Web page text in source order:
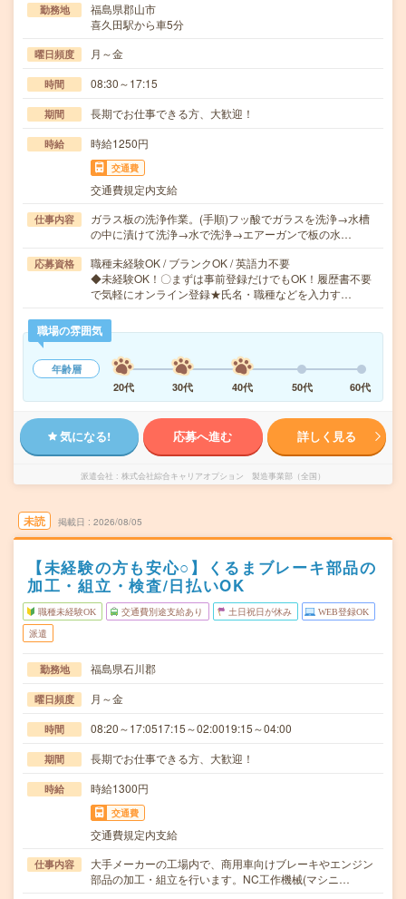
勤務地
福島県郡山市
喜久田駅から車5分
曜日頻度 月～金
時間 08:30～17:15
期間 長期でお仕事できる方、大歓迎！
時給 時給1250円
交通費
交通費規定内支給
仕事内容
ガラス板の洗浄作業。(手順)フッ酸でガラスを洗浄→水槽
の中に漬けて洗浄→水で洗浄→エアーガンで板の水…
応募資格
職種未経験OK / ブランクOK / 英語力不要
◆未経験OK！〇まずは事前登録だけでもOK！履歴書不要
で気軽にオンライン登録★氏名・職種などを入力す…
職場の雰囲気
年齢層
20代
30代 40代 50代 60代
気になる! 応募へ進む 詳しく見る
派遣会社 株式会社綜合キャリアオプション 製造事業部（全国）
未読 掲載日 2026/08/05
【未経験の方も安心○】くるまブレーキ部品の
加工・組立・検査/日払いOK
職種未経験OK 交通費別途支給あり 土日祝日が休み WEB登録OK
派遣
勤務地 福島県石川郡
曜日頻度 月～金
時間 08:20～17:0517:15～02:0019:15～04:00
期間 長期でお仕事できる方、大歓迎！
時給 時給1300円
交通費
交通費規定内支給
仕事内容
大手メーカーの工場内で、商用車向けブレーキやエンジン
部品の加工・組立を行います。NC工作機械(マシニ…